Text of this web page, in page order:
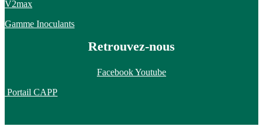
V2max
Gamme Inoculants
Retrouvez-nous
FacebookYoutube
Portail CAPP